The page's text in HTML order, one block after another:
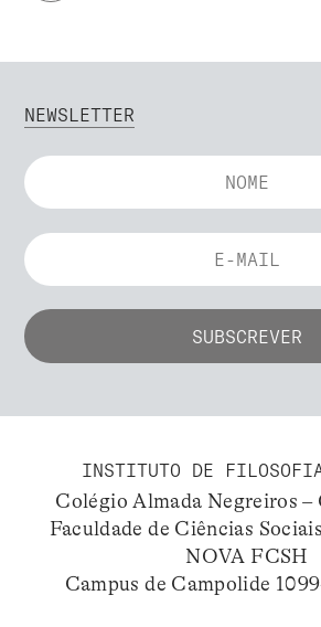
NEWSLETTER
INSTITUTO DE
Colégio Almada Negreiros –
Faculdade de Ciências
NOVA FCSH
Campus de Campolide